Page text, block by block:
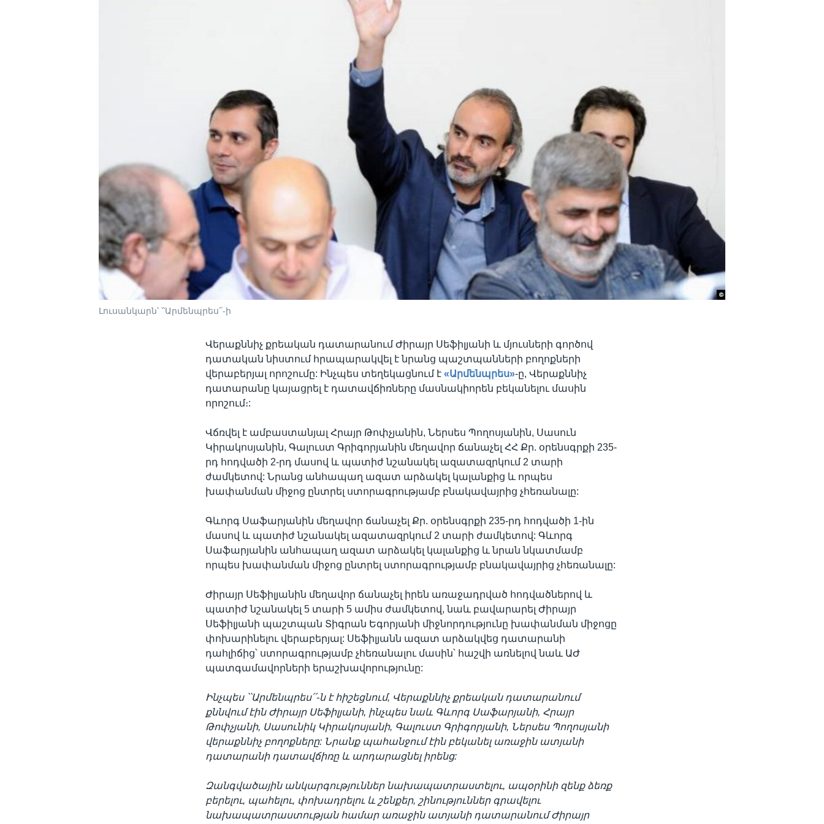
Լուսանկարն՝ ՝՝Արմենպրես՛՛-ի
Վերաքննիչ քրեական դատարանում Ժիրայր Սեֆիլյանի և մյուսների գործով
դատական նիստում հրապարակվել է նրանց պաշտպանների բողոքների
վերաբերյալ որոշումը: Ինչպես տեղեկացնում է«Արմենպրես»-ը, Վերաքննիչ
դատարանը կայացրել է դատավճիռները մասնակիորեն բեկանելու մասին
որոշում։:
Վճռվել է ամբաստանյալ Հրայր Թոփչյանին, Ներսես Պողոսյանին, Սասուն
Կիրակոսյանին, Գալուստ Գրիգորյանին մեղավոր ճանաչել ՀՀ Քր. օրենսգրքի 235-
րդ հոդվածի 2-րդ մասով և պատիժ նշանակել ազատազրկում 2 տարի
ժամկետով: Նրանց անհապաղ ազատ արձակել կալանքից և որպես
խափանման միջոց ընտրել ստորագրությամբ բնակավայրից չհեռանալը:
Գևորգ Սաֆարյանին մեղավոր ճանաչել Քր. օրենսգրքի 235-րդ հոդվածի 1-ին
մասով և պատիժ նշանակել ազատազրկում 2 տարի ժամկետով: Գևորգ
Սաֆարյանին անհապաղ ազատ արձակել կալանքից և նրան նկատմամբ
որպես խափանման միջոց ընտրել ստորագրությամբ բնակավայրից չհեռանալը:
Ժիրայր Սեֆիլյանին մեղավոր ճանաչել իրեն առաջադրված հոդվածներով և
պատիժ նշանակել 5 տարի 5 ամիս ժամկետով, նաև բավարարել Ժիրայր
Սեֆիլյանի պաշտպան Տիգրան Եգորյանի միջնորդությունը խափանման միջոցը
փոխարինելու վերաբերյալ: Սեֆիլյանն ազատ արձակվեց դատարանի
դահլիճից՝ ստորագրությամբ չհեռանալու մասին՝ հաշվի առնելով նաև ԱԺ
պատգամավորների երաշխավորությունը:
Ինչպես ՝՝Արմենպրես՛՛-ն է հիշեցնում, Վերաքննիչ քրեական դատարանում
քննվում էին Ժիրայր Սեֆիլյանի, ինչպես նաև Գևորգ Սաֆարյանի, Հրայր
Թոփչյանի, Սասունիկ Կիրակոսյանի, Գալուստ Գրիգորյանի, Ներսես Պողոսյանի
վերաքննիչ բողոքները: Նրանք պահանջում էին բեկանել առաջին ատյանի
դատարանի դատավճիռը և արդարացնել իրենց:
Զանգվածային անկարգություններ նախապատրաստելու, ապօրինի զենք ձեռք
բերելու, պահելու, փոխադրելու և շենքեր, շինություններ գրավելու
նախապատրաստության համար առաջին ատյանի դատարանում Ժիրայր